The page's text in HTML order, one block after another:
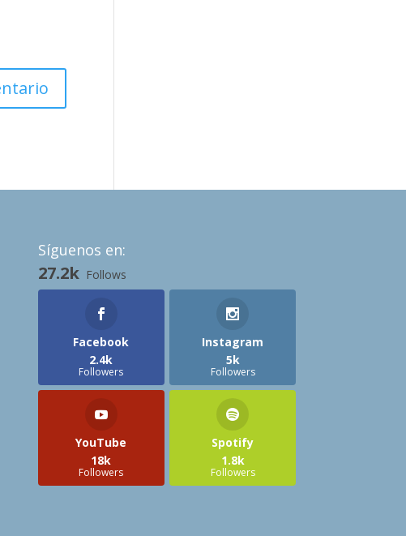
Síguenos en:
27.2k Follows
Facebook
2.4k
Followers
Instagram
5k
Followers
YouTube
18k
Followers
Spotify
1.8k
Followers